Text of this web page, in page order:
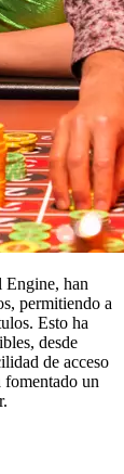
Engine, han
permitiendo a
Esto ha
desde
de acceso
fomentado un